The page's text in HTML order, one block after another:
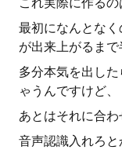
最初になんとな
が出来上がるまで
多分本気を出し
ゃうんですけど、
あとはそれに合わ
音声認識入れろと